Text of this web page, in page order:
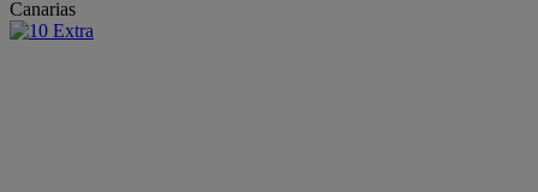
Canarias